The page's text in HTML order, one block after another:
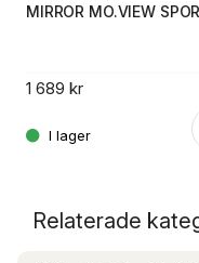
MIRROR MO.VIEW
1 689 kr
Relaterade